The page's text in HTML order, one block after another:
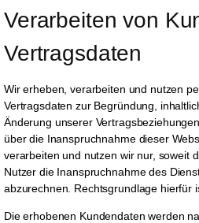
Verarbeiten von
Vertragsdaten
Wir erheben, verarbeiten und nutzen
Vertragsdaten zur Begründung,
Änderung unserer
über die Inanspruchnahme dieser
verarbeiten und nutzen wir nur, soweit
Nutzer die Inanspruchnahme des
abzurechnen. Rechtsgrundlage hierfür
Die erhobenen Kundendaten werden